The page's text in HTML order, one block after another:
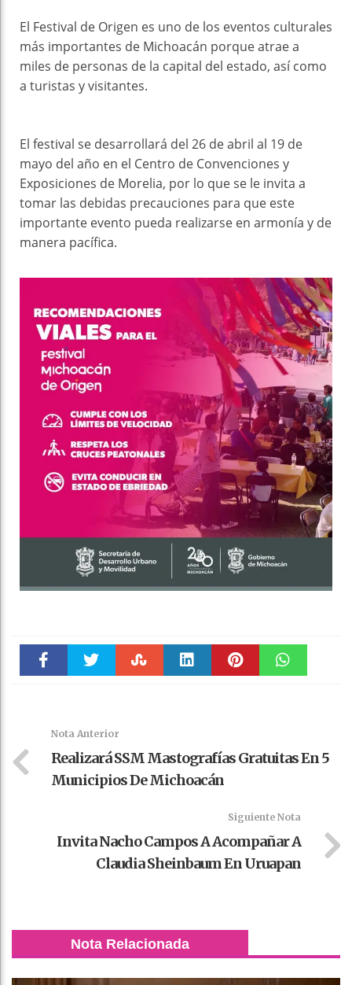
El Festival de Origen es uno de los eventos culturales
más importantes de Michoacán porque atrae a
miles de personas de la capital del estado, así como
a turistas y visitantes.
El festival se desarrollará del 26 de abril al 19 de
mayo del año en el Centro de Convenciones y
Exposiciones de Morelia, por lo que se le invita a
tomar las debidas precauciones para que este
importante evento pueda realizarse en armonía y de
manera pacífica.
Nota Anterior
Realizará SSM Mastografías Gratuitas En 5
Municipios De Michoacán
Siguiente Nota
Invita Nacho Campos A Acompañar A
Claudia Sheinbaum En Uruapan
Nota Relacionada